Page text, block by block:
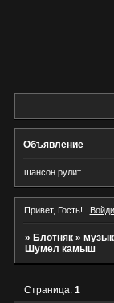
Объявление
шансон рулит
Привет, Гость!
» Блотняк »
Шумел камыш
Страница:1